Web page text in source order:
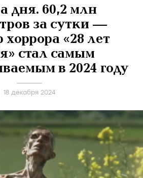
дня. 60,2 млн
за сутки —
хоррора «28 лет
стал самым
в 2024 году
18 декабря 2024